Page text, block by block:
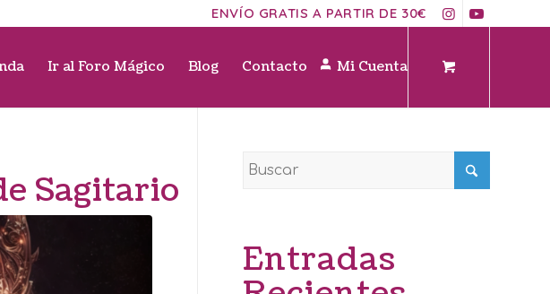
ENVÍO GRATIS A PARTIR DE 30€
Ir al Foro Mágico Blog Contacto Mi Cuenta
Sagitario
Entradas